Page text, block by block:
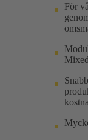
För
Mixed